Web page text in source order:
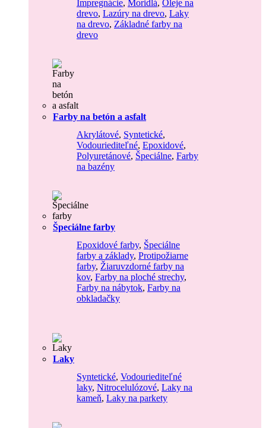
Impregnácie, Moridlá, Oleje na
drevo, Lazúry na drevo, Laky
na drevo, Základné farby na
drevo
Farby na betón a asfalt
Akrylátové, Syntetické,
Vodouriediteľné, Epoxidové,
Polyuretánové, Špeciálne, Farby
na bazény
Špeciálne farby
Epoxidové farby, Špeciálne
farby a základy, Protipožiarne
farby, Žiaruvzdorné farby na
kov, Farby na ploché strechy,
Farby na nábytok, Farby na
obkladačky
Laky
Syntetické, Vodouriediteľné
laky, Nitrocelulózové, Laky na
kameň, Laky na parkety